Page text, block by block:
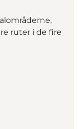
ruter i de fire